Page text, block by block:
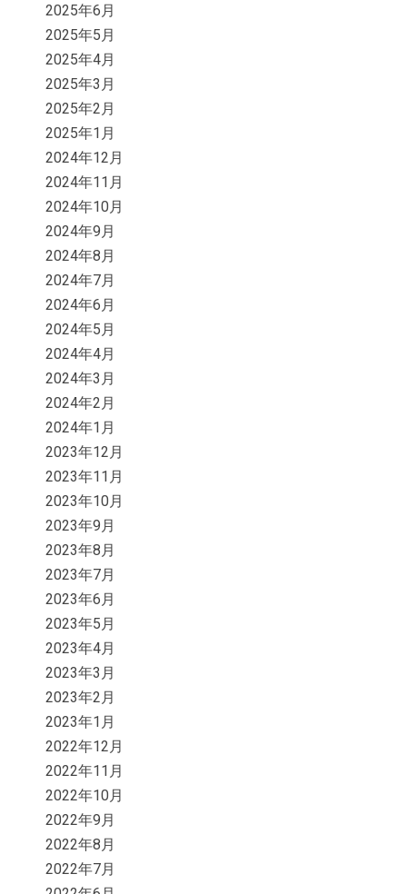
2025年6月
2025年5月
2025年4月
2025年3月
2025年2月
2025年1月
2024年12月
2024年11月
2024年10月
2024年9月
2024年8月
2024年7月
2024年6月
2024年5月
2024年4月
2024年3月
2024年2月
2024年1月
2023年12月
2023年11月
2023年10月
2023年9月
2023年8月
2023年7月
2023年6月
2023年5月
2023年4月
2023年3月
2023年2月
2023年1月
2022年12月
2022年11月
2022年10月
2022年9月
2022年8月
2022年7月